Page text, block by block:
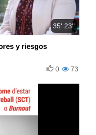
35' 23''
y riesgos
73
0